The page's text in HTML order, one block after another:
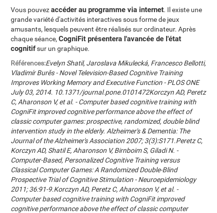
Vous pouvezaccéder au programme via internet. Il existe une
grande variété d'activités interactives sous forme de jeux
amusants, lesquels peuvent être réalisés sur ordinateur. Après
chaque séance,CogniFit présentera l'avancée de l'état
cognitifsur un graphique.
Références:Evelyn Shatil, Jaroslava Mikulecká, Francesco Bellotti,
Vladimír Burěs - Novel Television-Based Cognitive Training
Improves Working Memory and Executive Function - PLOS ONE
July 03, 2014. 10.1371/journal.pone.0101472Korczyn AD, Peretz
C, Aharonson V, et al. - Computer based cognitive training with
CogniFit improved cognitive performance above the effect of
classic computer games: prospective, randomized, double blind
intervention study in the elderly. Alzheimer's & Dementia: The
Journal of the Alzheimer's Association 2007; 3(3):S171.Peretz C,
Korczyn AD, Shatil E, Aharonson V, Birnboim S, Giladi N. -
Computer-Based, Personalized Cognitive Training versus
Classical Computer Games: A Randomized Double-Blind
Prospective Trial of Cognitive Stimulation - Neuroepidemiology
2011; 36:91-9.Korczyn AD, Peretz C, Aharonson V, et al. -
Computer based cognitive training with CogniFit improved
cognitive performance above the effect of classic computer